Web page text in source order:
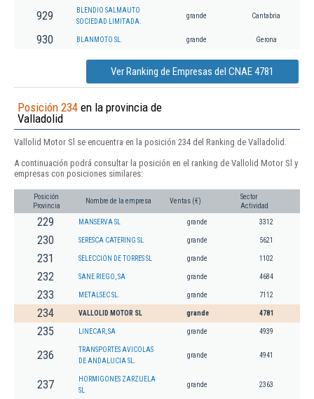
929
BLENDIO SALMAUTO
SOCIEDAD LIMITADA.
grande Cantabria
930 BLANMOTO SL. grande Gerona
Ver Ranking de Empresas del CNAE 4781
Posición 234 en la provincia de
Valladolid
Vallolid Motor Sl se encuentra en la posición 234 del Ranking de Valladolid.
A continuación podrá consultar la posición en el ranking de Vallolid Motor Sl y
empresas con posiciones similares:
Posición
Provincia
Nombre de la empresa Ventas (€)
Sector
Actividad
229 MANSERVA SL grande 3312
230 SERESCA CATERING SL grande 5621
231 SELECCION DE TORRES SL grande 1102
232 SANE RIEGO, SA grande 4684
233 METALSEC SL. grande 7112
234 VALLOLID MOTOR SL grande 4781
235 LINECAR, SA grande 4939
236
TRANSPORTES AVICOLAS
DE ANDALUCIA SL.
grande 4941
237
HORMIGONES ZARZUELA
SL
grande 2363